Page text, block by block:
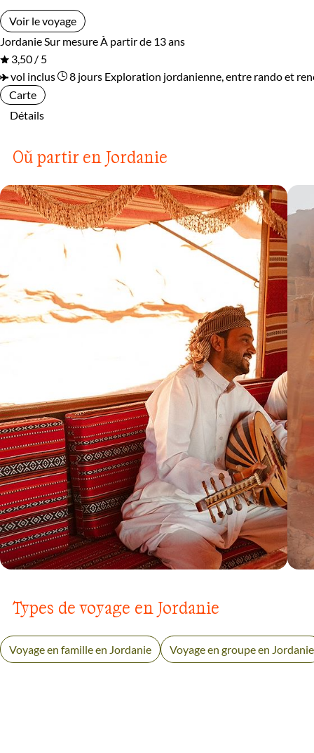
Voir le voyage
JordanieSur mesureÀ partir de 13 ans
3,50 / 5
vol inclus
8 jours Exploration jordanienne, entre rando et
Carte
Détails
Où partir en Jordanie
Types de voyage en Jordanie
Voyage en famille en Jordanie Voyage en groupe en Jordanie